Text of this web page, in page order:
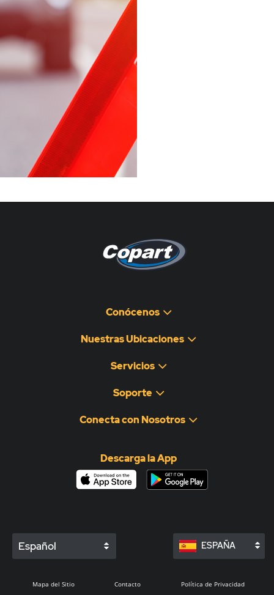
disponível
このページは現在利用できま
せん
Pagina non disponibile
هذه الصفحة غير متوفرة
Conócenos
Nuestras Ubicaciones
Servicios
Soporte
Conecta con Nosotros
Descarga la App
Español ESPAÑA
Mapa del Sitio Contacto Política de Privacidad